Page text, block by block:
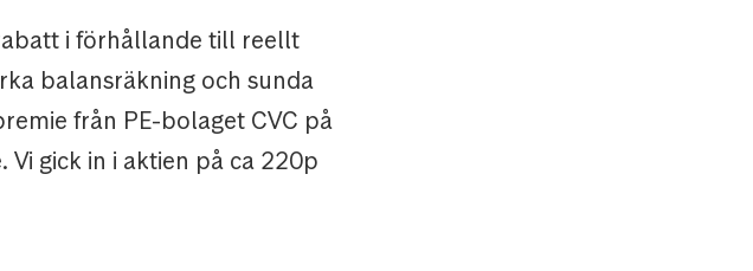
i förhållande till reellt
balansräkning och sunda
från PE-bolaget CVC på
gick in i aktien på ca 220p